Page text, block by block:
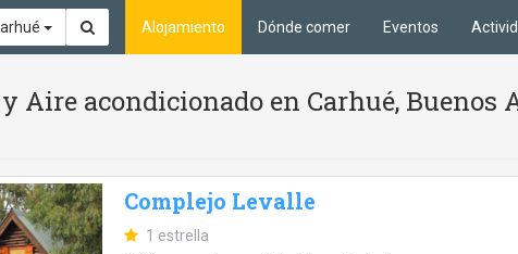
Alojamiento Dónde comer Eventos
acondicionado en Carhué, Buenos
Complejo Levalle
1 estrella